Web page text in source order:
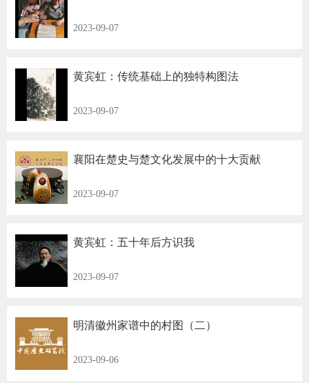
2023-09-07
黄宾虹：传统基础上的独特构图法
2023-09-07
襄阳在楚史与楚文化发展中的十大贡献
2023-09-07
黄宾虹：五十年后方识我
2023-09-07
明清徽州家谱中的村图（二）
2023-09-06